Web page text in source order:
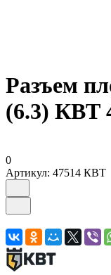
Разъем
(6.3) КВТ
0
Артикул: 47514 КВТ